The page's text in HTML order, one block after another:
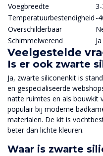
Voegbreedte
Temperatuurbestendigheid -
Overschilderbaar
Schimmelwerend
Veelgestelde
Is er ook zwarte
Ja, zwarte siliconenkit is
en gespecialiseerde
natte ruimtes en als bouwkit
populair bij moderne
materialen. De kit is
beter dan lichte kleuren.
Waar is zwarte